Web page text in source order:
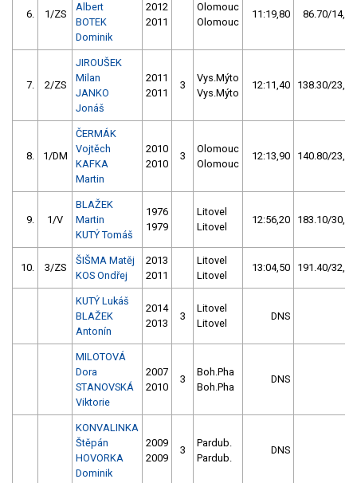
6. 1/ZS
Albert
BOTEK
Dominik
2012
2011
Olomouc
Olomouc
11:19,80 86.70/14,6
7. 2/ZS
JIROUŠEK
Milan
JANKO
Jonáš
2011
2011
3
Vys.Mýto
Vys.Mýto
12:11,40 138.30/23,3
8. 1/DM
ČERMÁK
Vojtěch
KAFKA
Martin
2010
2010
3
Olomouc
Olomouc
12:13,90 140.80/23,7
9. 1/V
BLAŽEK
Martin
KUTÝ Tomáš
1976
1979
Litovel
Litovel
12:56,20 183.10/30,9
10. 3/ZS
ŠIŠMA Matěj
KOS Ondřej
2013
2011
Litovel
Litovel
13:04,50 191.40/32,3
KUTÝ Lukáš
BLAŽEK
Antonín
2014
2013
3
Litovel
Litovel
DNS
MILOTOVÁ
Dora
STANOVSKÁ
Viktorie
2007
2010
3
Boh.Pha
Boh.Pha
DNS
KONVALINKA
Štěpán
HOVORKA
Dominik
2009
2009
3
Pardub.
Pardub.
DNS